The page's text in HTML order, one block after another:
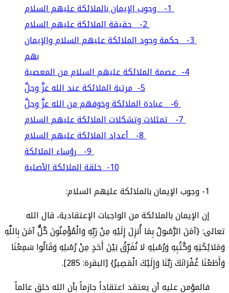
1- وجوب الإيمان بالملائكة عليهم السلام
2- حقيقة الملائكة عليهم السلام
3- حكمة وجود الملائكة عليهم السلام والإيمان
بهم
4- عصمة الملائكة عليهم السلام من المعصية
5- مرتبة الملائكة عند الله عزَّ وجلَّ
6- عبادة الملائكة وخوفهم من الله عزَّ وجلَّ
7- تمثلات وتشكلات الملائكة عليهم السلام
8- أعداد الملائكة عليهم السلام
9- رؤساء الملائكة
10- خلقة الملائكة الأصلية
إن الإيمان بالملائكة من الواجبات الإعتقادية، قال الله
تعالى: {آمَنَ الرَّسُولُ بِمَا أُنزِلَ إِلَيْهِ مِنْ رَبِّهِ وَالْمُؤْمِنُونَ كُلٌّ آمَنَ بِاللَّهِ
وَمَلائِكَتِهِ وَكُتُبِهِ وَرُسُلِهِ لا نُفَرِّقُ بَيْنَ أَحَدٍ مِنْ رُسُلِهِ وَقَالُوا سَمِعْنَا
وَأَطَعْنَا غُفْرَانَكَ رَبَّنَا وَإِلَيْكَ الْمَصِيرُ} [البقرة: 285].
فالمؤمن عليه أن يعتقد اعتقاداً جازماً بأن الله خلق عالماً